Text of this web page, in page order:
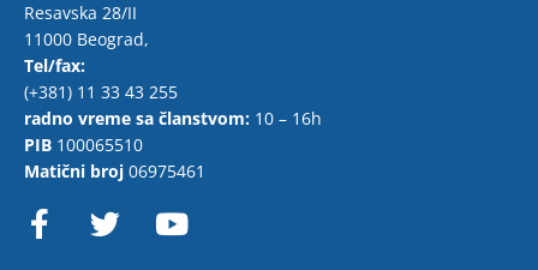
Resavska 28/II
11000 Beograd,
Tel/fax:
(+381) 11 33 43 255
radno vreme sa članstvom: 10 – 16h
PIB 100065510
Matični broj 06975461
F
a w o